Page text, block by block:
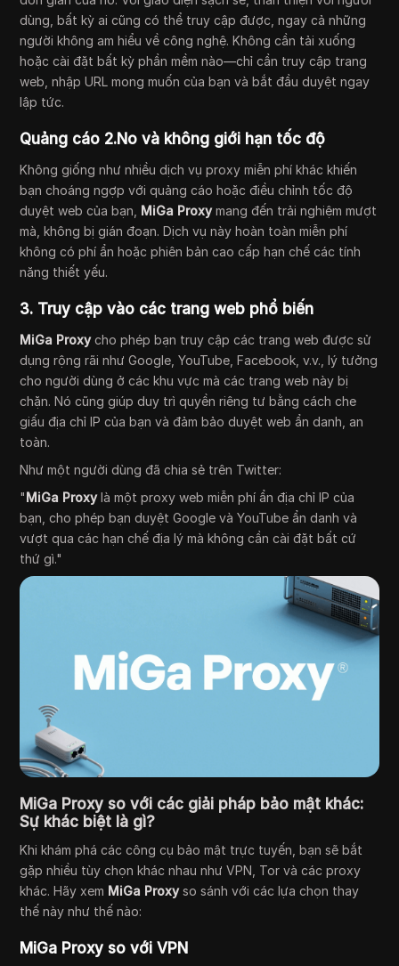
dùng, bất kỳ ai cũng có thể truy cập được, ngay cả những
người không am hiểu về công nghệ. Không cần tải xuống
hoặc cài đặt bất kỳ phần mềm nào—chỉ cần truy cập trang
web, nhập URL mong muốn của bạn và bắt đầu duyệt ngay
lập tức.
Quảng cáo 2.No và không giới hạn tốc độ
Không giống như nhiều dịch vụ proxy miễn phí khác khiến
bạn choáng ngợp với quảng cáo hoặc điều chỉnh tốc độ
duyệt web của bạn, MiGa Proxymang đến trải nghiệm mượt
mà, không bị gián đoạn. Dịch vụ này hoàn toàn miễn phí
không có phí ẩn hoặc phiên bản cao cấp hạn chế các tính
năng thiết yếu.
3. Truy cập vào các trang web phổ biến
MiGa Proxycho phép bạn truy cập các trang web được sử
dụng rộng rãi như Google, YouTube, Facebook, v.v., lý tưởng
cho người dùng ở các khu vực mà các trang web này bị
chặn. Nó cũng giúp duy trì quyền riêng tư bằng cách che
giấu địa chỉ IP của bạn và đảm bảo duyệt web ẩn danh, an
toàn.
Như một người dùng đã chia sẻ trên Twitter:
"MiGa Proxylà một proxy web miễn phí ẩn địa chỉ IP của
bạn, cho phép bạn duyệt Google và YouTube ẩn danh và
vượt qua các hạn chế địa lý mà không cần cài đặt bất cứ
thứ gì."
MiGa Proxy so với các giải pháp bảo mật khác:
Sự khác biệt là gì?
Khi khám phá các công cụ bảo mật trực tuyến, bạn sẽ bắt
gặp nhiều tùy chọn khác nhau như VPN, Tor và các proxy
khác. Hãy xem MiGa Proxyso sánh với các lựa chọn thay
thế này như thế nào:
MiGa Proxy so với VPN